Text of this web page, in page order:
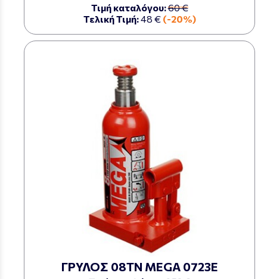
Τιμή καταλόγου:60 €
Τελική Τιμή:48 € (-20%)
ΓΡΥΛΟΣ 08ΤΝ MEGA 0723Ε